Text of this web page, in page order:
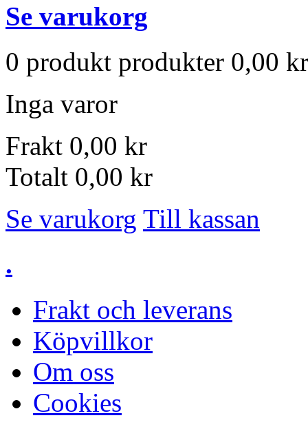
Se varukorg
0 produkt produkter 0,00
Inga varor
Frakt 0,00 kr
Totalt 0,00 kr
Se varukorg Till kassan
.
Frakt och leverans
Köpvillkor
Om oss
Cookies